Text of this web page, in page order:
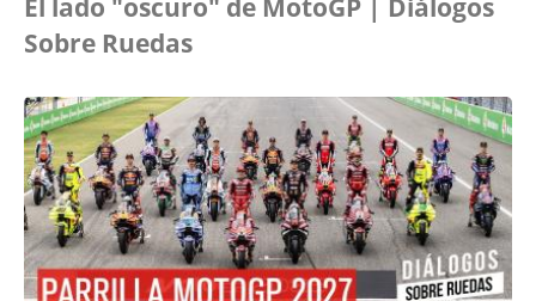
El lado "oscuro" de MotoGP | Diálogos
Sobre Ruedas